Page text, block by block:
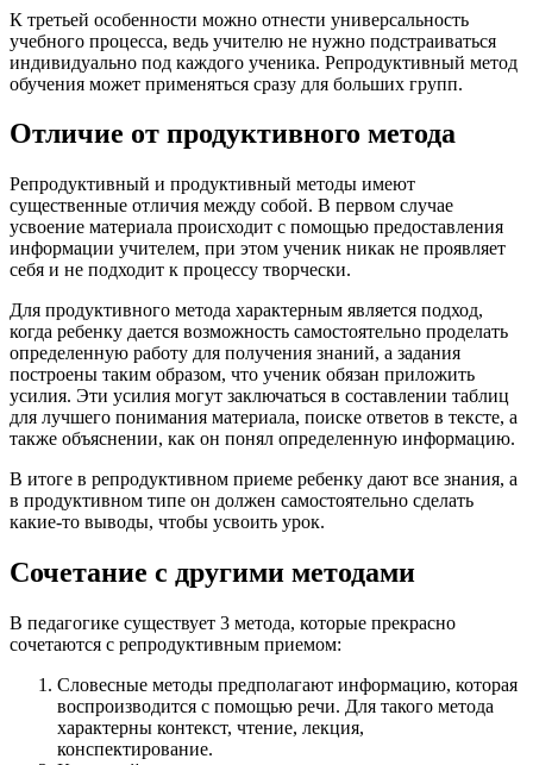
К третьей особенности можно отнести универсальность
учебного процесса, ведь учителю не нужно подстраиваться
индивидуально под каждого ученика. Репродуктивный метод
обучения может применяться сразу для больших групп.
Отличие от продуктивного метода
Репродуктивный и продуктивный методы имеют
существенные отличия между собой. В первом случае
усвоение материала происходит с помощью предоставления
информации учителем, при этом ученик никак не проявляет
себя и не подходит к процессу творчески.
Для продуктивного метода характерным является подход,
когда ребенку дается возможность самостоятельно проделать
определенную работу для получения знаний, а задания
построены таким образом, что ученик обязан приложить
усилия. Эти усилия могут заключаться в составлении таблиц
для лучшего понимания материала, поиске ответов в тексте, а
также объяснении, как он понял определенную информацию.
В итоге в репродуктивном приеме ребенку дают все знания, а
в продуктивном типе он должен самостоятельно сделать
какие-то выводы, чтобы усвоить урок.
Сочетание с другими методами
В педагогике существует 3 метода, которые прекрасно
сочетаются с репродуктивным приемом:
Словесные методы предполагают информацию, которая
воспроизводится с помощью речи. Для такого метода
характерны контекст, чтение, лекция,
конспектирование.